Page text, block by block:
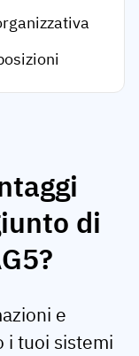
di
e
i tuoi sistemi